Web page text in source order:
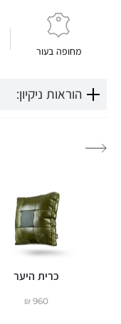
מחופה בעור
הוראות ניקיון:
כרית היער
960
₪